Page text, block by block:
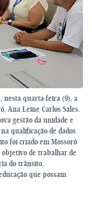
nesta quarta-feira (9), a
Ana Leine Carlos Sales.
gestão da unidade e
qualificação de dados
foi criado em Mossoró
objetivo de trabalhar de
do trânsito,
que possam